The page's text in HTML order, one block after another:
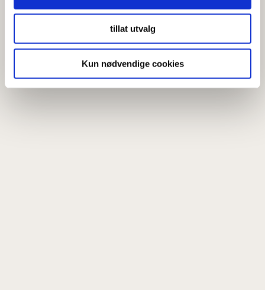
tillat utvalg
Kun nødvendige cookies